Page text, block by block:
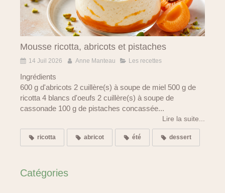
Mousse ricotta, abricots et pistaches
14 Juil 2026 Anne Manteau Les recettes
Ingrédients
600 g d'abricots 2 cuillère(s) à soupe de miel 500 g de
ricotta 4 blancs d'oeufs 2 cuillère(s) à soupe de
cassonade 100 g de pistaches concassée...
Lire la suite...
ricotta abricot été dessert
Catégories